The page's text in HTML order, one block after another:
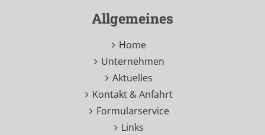
Allgemeines
Home
Unternehmen
Aktuelles
Kontakt & Anfahrt
Formularservice
Links